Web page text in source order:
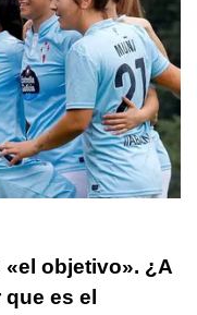
objetivo». ¿A
es el